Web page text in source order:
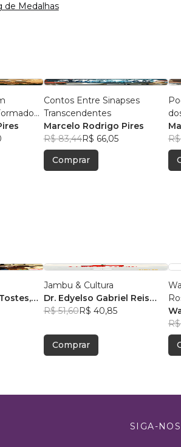
de Medalhas
da
Contos Entre Sinapses
Transcendentes
Marcelo Rodrigo Pires
R$ 83,44R$ 66,05
Comprar
,
Jambu & Cultura
Dr. Edyelso Gabriel Reis
dos Santos
R$ 51,60R$ 40,85
Comprar
SIGA-NOS